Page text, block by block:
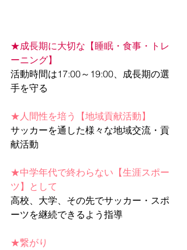
★成長期に大切な【睡眠・食事・トレ
ーニング】
活動時間は17:00～19:00、成長期の選
手を守る
★人間性を培う【地域貢献活動】
サッカーを通した様々な地域交流・貢
献活動
★中学年代で終わらない【生涯スポー
ツ】として
高校、大学、その先でサッカー・スポ
ーツを継続できるよう指導
★繋がり